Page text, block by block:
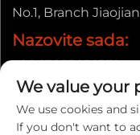
No.1, Branch
Nazovite sada:
+86-13857656372
E-pošta:
[email protected]
We value your
We use cookies and
If you don't want to